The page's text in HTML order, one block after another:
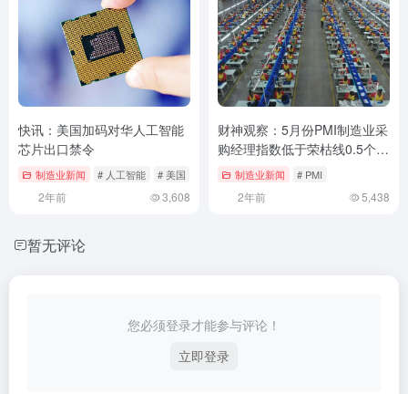
快讯：美国加码对华人工智能
芯片出口禁令
制造业新闻 # 人工智能 # 美国 # 芯片
2年前 3,608
财神观察：5月份PMI制造业采
购经理指数低于荣枯线0.5个百
分点制造业新闻 # PMI
2年前 5,438
暂无评论
您必须登录才能参与评论！
立即登录